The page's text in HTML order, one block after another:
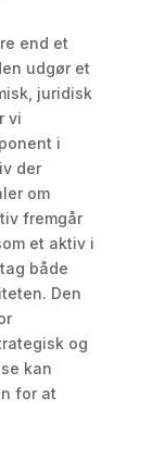
end et
udgør et
juridisk
vi
i
der
om
fremgår
et aktiv i
både
Den
og
kan
for at